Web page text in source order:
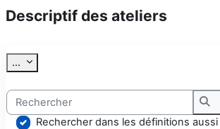
Descriptif des ateliers
... Exporter des articles
Rechercher
Rechercher dans les définitions aussi